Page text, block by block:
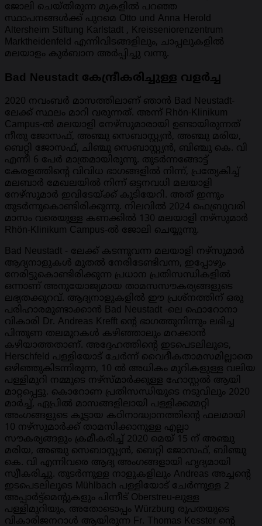
ജോലി ചെയ്തിരുന്ന മുകളിൽ പറഞ്ഞ
സ്ഥാപനങ്ങൾക്ക് പുറമെ Otto und Anna Herold
Altersheim Stiftung Karlstadt , Kreisseniorenzentrum
Marktheidenfeld എന്നിവിടങ്ങളിലും, ചാപ്പലുകളിൽ
മലയാളം കുർബാന അർപ്പിച്ചു വന്നു.
Bad Neustadt കേന്ദ്രീകരിച്ചുള്ള വളർച്ച
2020 നവംബർ മാസത്തിലാണ് ഞാൻ Bad Neustadt-
ലേക്ക് സ്ഥലം മാറി വരുന്നത്. അന്ന് Rhön-Klinikum
Campus-ൽ മലയാളി നേഴ്സുമാരായി ഉണ്ടായിരുന്നത്
നീതു ജോസഫ്, അഞ്ചു സെബാസ്റ്റ്യൻ, അഞ്ചു മരിയ,
ബെറ്റി ജോസഫ്, ചിഞ്ചു സെബാസ്റ്റ്യൻ, ബിഞ്ചു കെ. വി
എന്നീ 6 പേർ മാത്രമായിരുന്നു. തുടർന്നങ്ങോട്ട്
കേരളത്തിന്റെ വിവിധ ഭാഗങ്ങളിൽ നിന്ന്, പ്രത്യേകിച്ച്
മലബാർ മേഖലയിൽ നിന്ന് ഒട്ടനവധി മലയാളി
നേഴ്‌സുമാർ ഇവിടേയ്ക്ക് കുടിയേറി. അത് ഇന്നും
തുടർന്നുകൊണ്ടിരിക്കുന്നു. നിലവിൽ 2024 ഫെബ്രുവരി
മാസം വരെയുള്ള കണക്കിൽ 130 മലയാളി നഴ്‌സുമാർ
Rhön-Klinikum Campus-ൽ ജോലി ചെയ്യുന്നു.
Bad Neustadt - ലേക്ക് കടന്നുവന്ന മലയാളി നഴ്‌സുമാർ
ആദ്യനാളുകൾ മുതൽ നേരിടേണ്ടിവന്ന, ഇപ്പോഴും
നേരിട്ടുകൊണ്ടിരിക്കുന്ന പ്രധാന പ്രതിസന്ധികളിൽ
ഒന്നാണ് അനുയോജ്യമായ താമസസൗകര്യങ്ങളുടെ
ലഭ്യതക്കുറവ്. ആദ്യനാളുകളിൽ ഈ പ്രശ്നത്തിന് ഒരു
പരിഹാരമുണ്ടാക്കാൻ Bad Neustadt -ലെ ഫൊറോനാ
വികാരി Dr. Andreas Krefft ന്റെ ഭാഗത്തുനിന്നും ലഭിച്ച
പിന്തുണ തലമുറകൾ കഴിഞ്ഞാലും മറക്കാൻ
കഴിയാത്തതാണ്. അദ്ദേഹത്തിന്റെ ഇടപെടലിലൂടെ,
Herschfeld പള്ളിയോട് ചേർന്ന് വൈദീകതാമസമില്ലാതെ
ഒഴിഞ്ഞുകിടന്നിരുന്ന, 10 ൽ അധികം മുറികളുള്ള വലിയ
പള്ളിമുറി നമ്മുടെ നഴ്‌സ്മാർക്കുള്ള ഹോസ്റ്റൽ ആയി
മാറ്റപ്പെട്ടു. കൊറോണ പ്രതിസന്ധിയുടെ നടുവിലും 2020
മാർച്ച്, ഏപ്രിൽ മാസങ്ങളിലായി പള്ളിക്കമ്മറ്റി
അംഗങ്ങളുടെ കൂട്ടായ കഠിനാദ്ധ്വാനത്തിന്റെ ഫലമായി
10 നഴ്‌സുമാർക്ക് താമസിക്കാനുള്ള എല്ലാ
സൗകര്യങ്ങളും ക്രമീകരിച്ച് 2020 മെയ് 15 ന് അഞ്ചു
മരിയ, അഞ്ചു സെബാസ്റ്റ്യൻ, ബെറ്റി ജോസഫ്, ബിഞ്ചു
കെ. വി എന്നിവരെ ആദ്യ അംഗങ്ങളായി ഹൃദ്യമായി
സ്വീകരിച്ചു. തുടർന്നുള്ള നാളുകളിലും Andreas അച്ചന്റെ
ഇടപെടലിലൂടെ Mühlbach പള്ളിയോട് ചേർന്നുള്ള 2
അപ്പാർട്ട്മെന്റുകളും പിന്നീട് Oberstreu-ലുള്ള
പള്ളിമുറിയും, അതോടൊപ്പം Würzburg രൂപതയുടെ
വികാരിജനറാൾ ആയിരുന്ന Fr. Thomas Kesster ന്റെ